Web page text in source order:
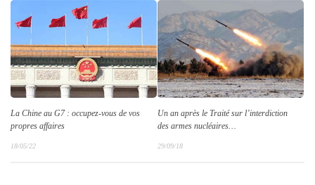
La Chine au G7 : occupez-vous de vos
propres affaires
18/05/22
Un an après le Traité sur l’interdiction
des armes nucléaires…
29/09/18